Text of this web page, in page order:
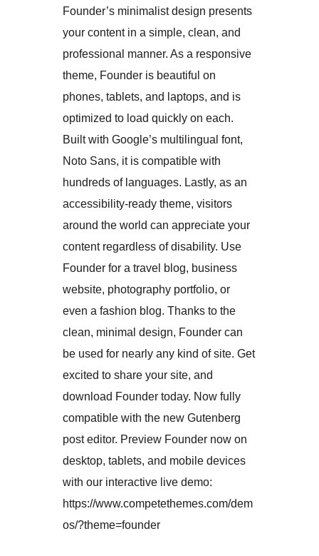
Founder’s minimalist design presents
your content in a simple, clean, and
professional manner. As a responsive
theme, Founder is beautiful on
phones, tablets, and laptops, and is
optimized to load quickly on each.
Built with Google’s multilingual font,
Noto Sans, it is compatible with
hundreds of languages. Lastly, as an
accessibility-ready theme, visitors
around the world can appreciate your
content regardless of disability. Use
Founder for a travel blog, business
website, photography portfolio, or
even a fashion blog. Thanks to the
clean, minimal design, Founder can
be used for nearly any kind of site. Get
excited to share your site, and
download Founder today. Now fully
compatible with the new Gutenberg
post editor. Preview Founder now on
desktop, tablets, and mobile devices
with our interactive live demo:
https://www.competethemes.com/dem
os/?theme=founder